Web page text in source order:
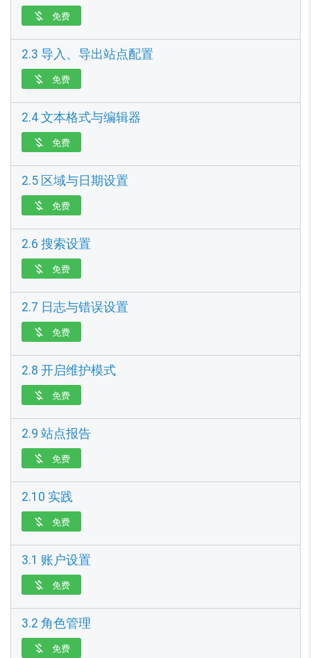
 免费
2.3 导入、导出站点配置
 免费
2.4 文本格式与编辑器
 免费
2.5 区域与日期设置
 免费
2.6 搜索设置
 免费
2.7 日志与错误设置
 免费
2.8 开启维护模式
 免费
2.9 站点报告
 免费
2.10 实践
 免费
3.1 账户设置
 免费
3.2 角色管理
 免费